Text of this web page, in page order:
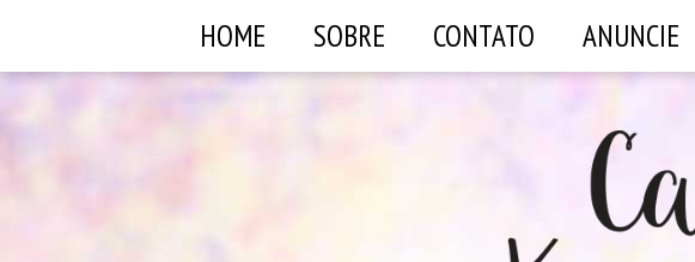
HOME SOBRE CONTATO ANUNCIE